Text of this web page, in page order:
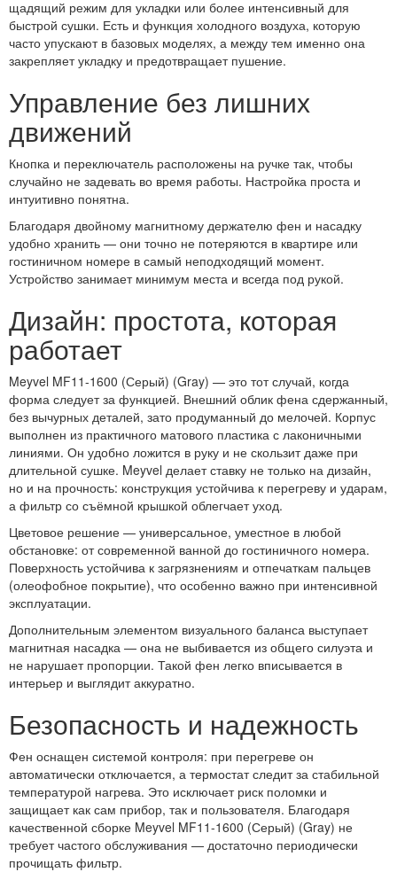
щадящий режим для укладки или более интенсивный для
быстрой сушки. Есть и функция холодного воздуха, которую
часто упускают в базовых моделях, а между тем именно она
закрепляет укладку и предотвращает пушение.
Управление без лишних
движений
Кнопка и переключатель расположены на ручке так, чтобы
случайно не задевать во время работы. Настройка проста и
интуитивно понятна.
Благодаря двойному магнитному держателю фен и насадку
удобно хранить — они точно не потеряются в квартире или
гостиничном номере в самый неподходящий момент.
Устройство занимает минимум места и всегда под рукой.
Дизайн: простота, которая
работает
Meyvel MF11-1600 (Серый) (Gray) — это тот случай, когда
форма следует за функцией. Внешний облик фена сдержанный,
без вычурных деталей, зато продуманный до мелочей. Корпус
выполнен из практичного матового пластика с лаконичными
линиями. Он удобно ложится в руку и не скользит даже при
длительной сушке. Meyvel делает ставку не только на дизайн,
но и на прочность: конструкция устойчива к перегреву и ударам,
а фильтр со съёмной крышкой облегчает уход.
Цветовое решение — универсальное, уместное в любой
обстановке: от современной ванной до гостиничного номера.
Поверхность устойчива к загрязнениям и отпечаткам пальцев
(олеофобное покрытие), что особенно важно при интенсивной
эксплуатации.
Дополнительным элементом визуального баланса выступает
магнитная насадка — она не выбивается из общего силуэта и
не нарушает пропорции. Такой фен легко вписывается в
интерьер и выглядит аккуратно.
Безопасность и надежность
Фен оснащен системой контроля: при перегреве он
автоматически отключается, а термостат следит за стабильной
температурой нагрева. Это исключает риск поломки и
защищает как сам прибор, так и пользователя. Благодаря
качественной сборке Meyvel MF11-1600 (Серый) (Gray) не
требует частого обслуживания — достаточно периодически
прочищать фильтр.